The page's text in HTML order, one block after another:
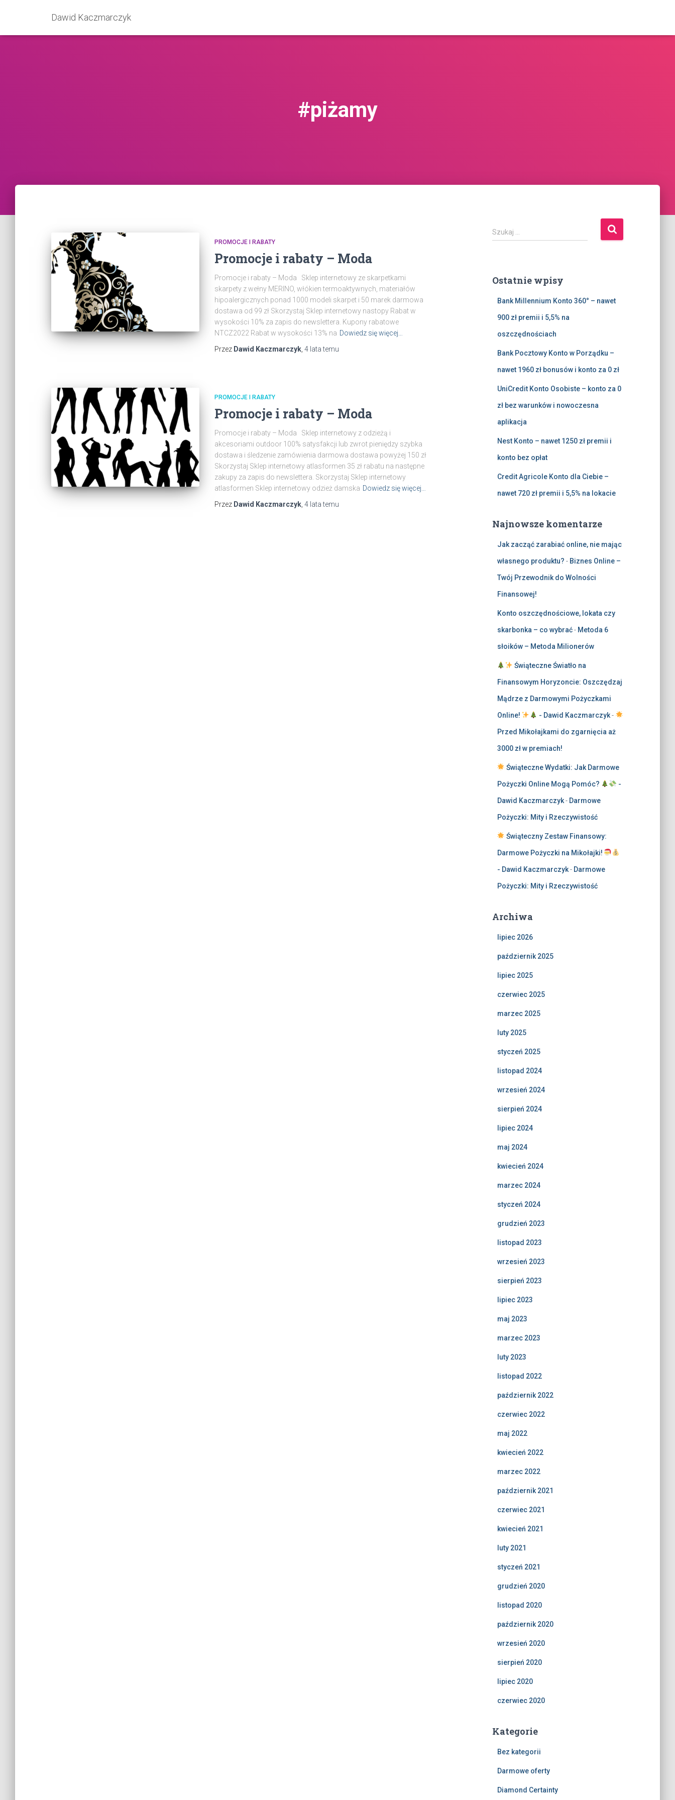
Dawid Kaczmarczyk
#piżamy
PROMOCJE I RABATY
Promocje i rabaty – Moda
Promocje i rabaty – Moda Sklep internetowy ze skarpetkami
skarpety z wełny MERINO, włókien termoaktywnych, materiałów
hipoalergicznych ponad 1000 modeli skarpet i 50 marek darmowa
dostawa od 99 zł Skorzystaj Sklep internetowy nastopy Rabat w
wysokości 10% za zapis do newslettera. Kupony rabatowe
NTCZ2022 Rabat w wysokości 13% na Dowiedz się więcej…
Przez Dawid Kaczmarczyk 4 latatemu
PROMOCJE I RABATY
Promocje i rabaty – Moda
Promocje i rabaty – Moda Sklep internetowy z odzieżą i
akcesoriami outdoor 100% satysfakcji lub zwrot pieniędzy szybka
dostawa i śledzenie zamówienia darmowa dostawa powyżej 150 zł
Skorzystaj Sklep internetowy atlasformen 35 zł rabatu na następne
zakupy za zapis do newslettera. Skorzystaj Sklep internetowy
atlasformen Sklep internetowy odzież damska Dowiedz się więcej…
Przez Dawid Kaczmarczyk 4 latatemu
S
z
j
Szukaj …
Ostatnie wpisy
Bank Millennium Konto 360° – nawet
900 zł premii i 5,5% na
oszczędnościach
Bank Pocztowy Konto w Porządku –
nawet 1960 zł bonusów i konto za 0 zł
UniCredit Konto Osobiste – konto za 0
zł bez warunków i nowoczesna
aplikacja
Nest Konto – nawet 1250 zł premii i
konto bez opłat
Credit Agricole Konto dla Ciebie –
nawet 720 zł premii i 5,5% na lokacie
Najnowsze komentarze
Jak zacząć zarabiać online, nie mając
własnego produktu? - Biznes Online –
Twój Przewodnik do Wolności
Finansowej!
Konto oszczędnościowe, lokata czy
skarbonka – co wybrać- Metoda 6
słoików – Metoda Milionerów
Świąteczne Światło na
Finansowym Horyzoncie: Oszczędzaj
Mądrze z Darmowymi Pożyczkami
Online! - Dawid Kaczmarczyk-
Przed Mikołajkami do zgarnięcia aż
3000 zł w premiach!
Świąteczne Wydatki: Jak Darmowe
Pożyczki Online Mogą Pomóc? -
Dawid Kaczmarczyk- Darmowe
Pożyczki: Mity i Rzeczywistość
Świąteczny Zestaw Finansowy:
Darmowe Pożyczki na Mikołajki!
- Dawid Kaczmarczyk- Darmowe
Pożyczki: Mity i Rzeczywistość
Archiwa
lipiec 2026
październik 2025
lipiec 2025
czerwiec 2025
marzec 2025
luty 2025
styczeń 2025
listopad 2024
wrzesień 2024
sierpień 2024
lipiec 2024
maj 2024
kwiecień 2024
marzec 2024
styczeń 2024
grudzień 2023
listopad 2023
wrzesień 2023
sierpień 2023
lipiec 2023
maj 2023
marzec 2023
luty 2023
listopad 2022
październik 2022
czerwiec 2022
maj 2022
kwiecień 2022
marzec 2022
październik 2021
czerwiec 2021
kwiecień 2021
luty 2021
styczeń 2021
grudzień 2020
listopad 2020
październik 2020
wrzesień 2020
sierpień 2020
lipiec 2020
czerwiec 2020
Kategorie
Bez kategorii
Darmowe oferty
Diamond Certainty